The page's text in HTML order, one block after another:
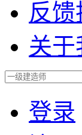
反馈
关于
登录